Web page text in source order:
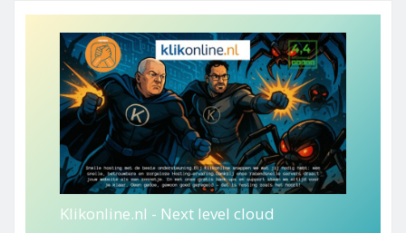
Klikonline.nl - Next level cloud